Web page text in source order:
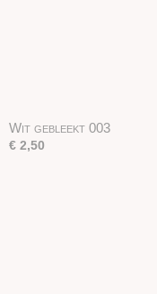
Wit gebleekt 003
€ 2,50